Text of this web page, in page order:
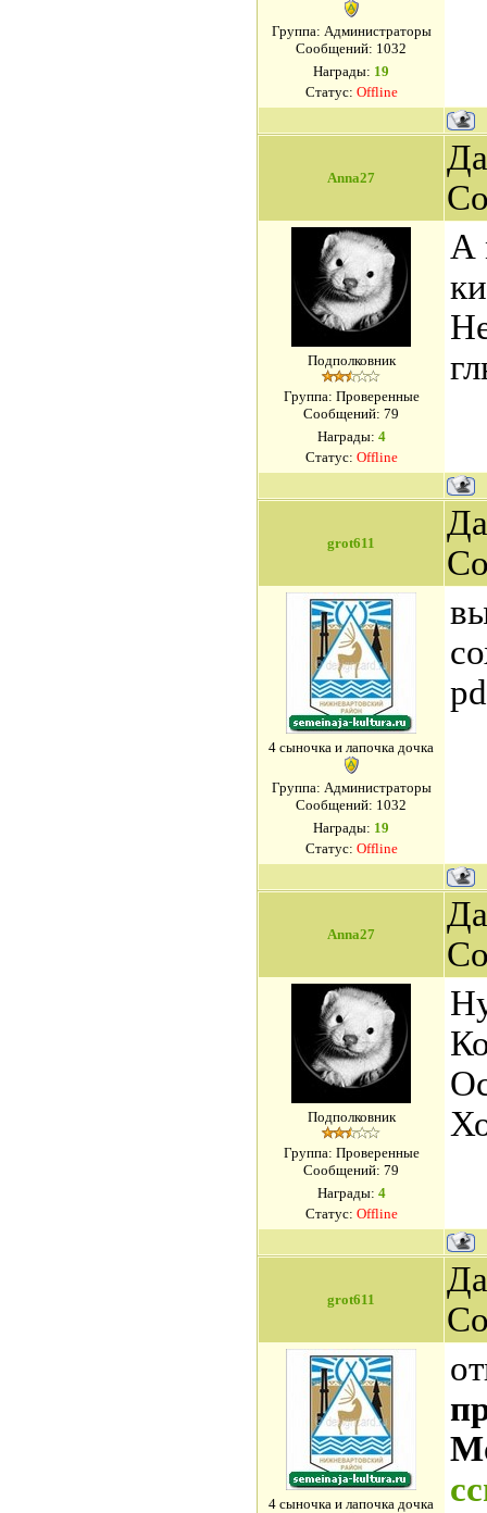
Группа: Администраторы
Сообщений: 1032
Награды: 19
Статус: Offline
Anna27
Подполковник
Группа: Проверенные
Сообщений: 79
Награды: 4
Статус: Offline
А
grot611
4 сыночка и лапочка дочка
Группа: Администраторы
Сообщений: 1032
Награды: 19
Статус: Offline
Anna27
Подполковник
Группа: Проверенные
Сообщений: 79
Награды: 4
Статус: Offline
grot611
4 сыночка и лапочка дочка